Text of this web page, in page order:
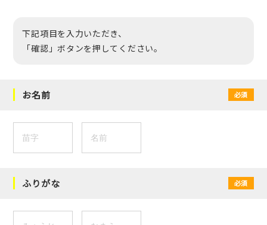
下記項目を入力いただき、
「確認」ボタンを押してください。
お名前 必須
ふりがな 必須